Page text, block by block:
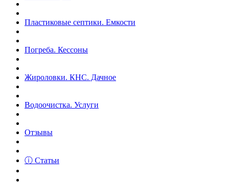
Пластиковые септики. Емкости
Погреба. Кессоны
Жироловки. КНС. Дачное
Водоочистка. Услуги
Отзывы
ⓘ Статьи